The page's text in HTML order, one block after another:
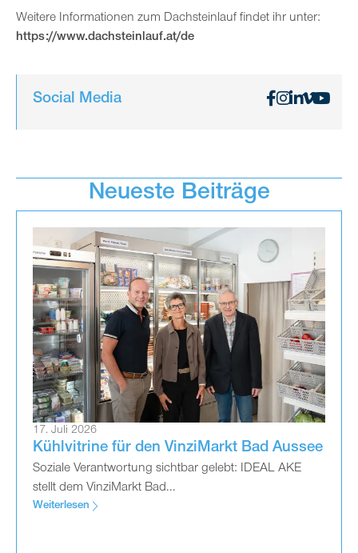
Weitere Informationen zum Dachsteinlauf findet ihr unter:
https://www.dachsteinlauf.at/de
Social Media
Neueste Beiträge
17. Juli 2026
Kühlvitrine für den VinziMarkt Bad Aussee
Soziale Verantwortung sichtbar gelebt: IDEAL AKE
stellt dem VinziMarkt Bad...
Weiterlesen